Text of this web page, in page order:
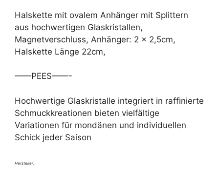
Halskette mit ovalem Anhänger mit Splittern
aus hochwertigen Glaskristallen,
Magnetverschluss, Anhänger: 2 x 2,5cm,
Halskette Länge 22cm,
——PEES——-
Hochwertige Glaskristalle integriert in raffinierte
Schmuckkreationen bieten vielfältige
Variationen für mondänen und individuellen
Schick jeder Saison
Hersteller: